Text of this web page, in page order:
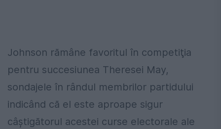
Johnson rămâne favoritul în competiţia
pentru succesiunea Theresei May,
sondajele în rândul membrilor partidului
indicând că el este aproape sigur
câştigătorul acestei curse electorale ale